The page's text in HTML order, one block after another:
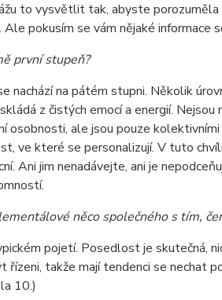
to vysvětlit tak, abyste
Ale pokusím se vám nějaké informace
první stupeň?
nachází na pátém stupni. Několik
z čistých emocí a energií.
osobnosti, ale jsou pouze
ve které se personalizují. V tuto
Ani jim nenadávejte, ani je
něco společného s tím,
pojetí. Posedlost je skutečná,
řízeni, takže mají tendenci se nechat
10.)